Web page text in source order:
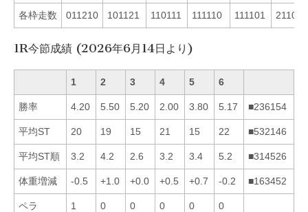
各枠走数 011210 101121 110111 111110 111101 211011
1R今節成績 (2026年6月14日より)
1 2 3 4 5 6
勝率 4.20 5.50 5.20 2.00 3.80 5.17 ■236154
平均ST 20 19 15 21 15 22 ■532146
平均ST順 3.2 4.2 2.6 3.2 3.4 5.2 ■314526
体重増減 -0.5 +1.0 +0.0 +0.5 +0.7 -0.2 ■163452
ペラ 1 0 0 0 0 0